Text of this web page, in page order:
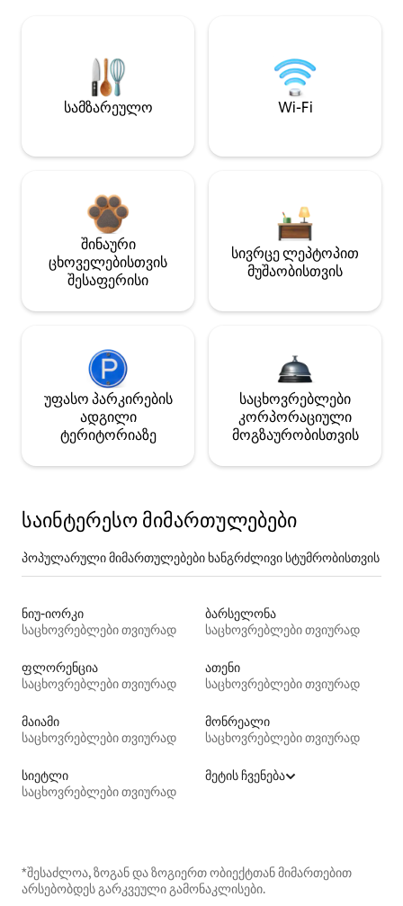
სამზარეულო Wi-Fi
შინაური
ცხოველებისთვის
შესაფერისი
სივრცე ლეპტოპით
მუშაობისთვის
უფასო პარკირების
ადგილი
ტერიტორიაზე
საცხოვრებლები
კორპორაციული
მოგზაურობისთვის
საინტერესო მიმართულებები
პოპულარული მიმართულებები ხანგრძლივი სტუმრობისთვის
ნიუ-იორკი
საცხოვრებლები თვიურად
ბარსელონა
საცხოვრებლები თვიურად
ფლორენცია
საცხოვრებლები თვიურად
ათენი
საცხოვრებლები თვიურად
მაიამი
საცხოვრებლები თვიურად
მონრეალი
საცხოვრებლები თვიურად
სიეტლი
საცხოვრებლები თვიურად
მეტის ჩვენება
*შესაძლოა, ზოგან და ზოგიერთ ობიექტთან მიმართებით
არსებობდეს გარკვეული გამონაკლისები.